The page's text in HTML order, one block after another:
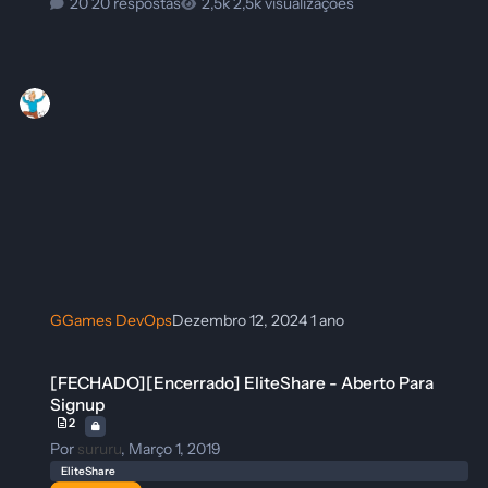
GGames DevOpsDezembro 12, 20241 ano
[FECHADO][Encerrado] EliteShare - Aberto Para
Signup
2
Por sururu, Março 1, 2019
EliteShare